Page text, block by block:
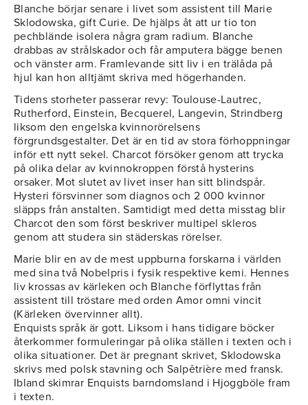
Blanche börjar senare i livet som assistent till Marie
Sklodowska, gift Curie. De hjälps åt att ur tio ton
pechblände isolera några gram radium. Blanche
drabbas av strålskador och får amputera bägge benen
och vänster arm. Framlevande sitt liv i en trälåda på
hjul kan hon alltjämt skriva med högerhanden.
Tidens storheter passerar revy: Toulouse-Lautrec,
Rutherford, Einstein, Becquerel, Langevin, Strindberg
liksom den engelska kvinnorörelsens
förgrundsgestalter. Det är en tid av stora förhoppningar
inför ett nytt sekel. Charcot försöker genom att trycka
på olika delar av kvinnokroppen förstå hysterins
orsaker. Mot slutet av livet inser han sitt blindspår.
Hysteri försvinner som diagnos och 2 000 kvinnor
släpps från anstalten. Samtidigt med detta misstag blir
Charcot den som först beskriver multipel skleros
genom att studera sin städerskas rörelser.
Marie blir en av de mest uppburna forskarna i världen
med sina två Nobelpris i fysik respektive kemi. Hennes
liv krossas av kärleken och Blanche förflyttas från
assistent till tröstare med orden Amor omni vincit
(Kärleken övervinner allt).
Enquists språk är gott. Liksom i hans tidigare böcker
återkommer formuleringar på olika ställen i texten och i
olika situationer. Det är pregnant skrivet, Sklodowska
skrivs med polsk stavning och Salpêtrière med fransk.
Ibland skimrar Enquists barndomsland i Hjoggböle fram
i texten.